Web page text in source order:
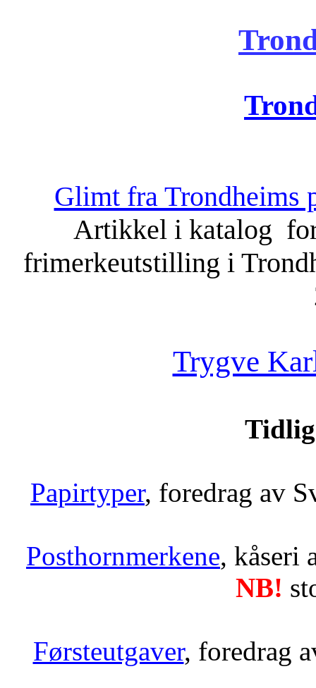
Glimt fra Trondheims
Artikkel i katalog
frimerkeutstilling i
Trygve
Papirtyper, foredrag av
Posthornmerkene, kåseri
NB!
Førsteutgaver, foredrag